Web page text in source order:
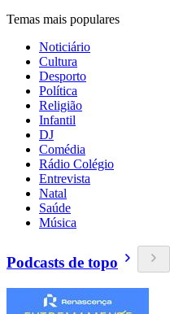
Temas mais populares
Noticiário
Cultura
Desporto
Política
Religião
Infantil
DJ
Comédia
Rádio Colégio
Entrevista
Natal
Saúde
Música
Podcasts de topo